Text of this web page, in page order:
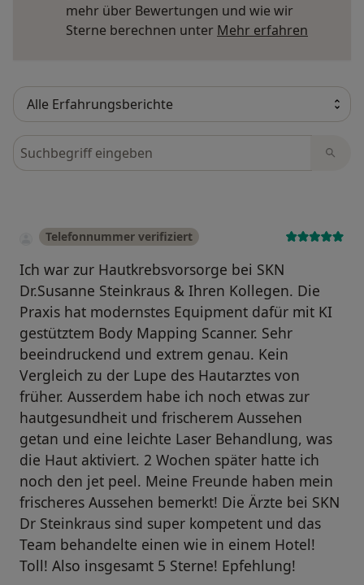
mehr über Bewertungen und wie wir
Sterne berechnen unter Mehr erfahren
Bewertungen durchsuchen
Telefonnummer verifiziert
Ich war zur Hautkrebsvorsorge bei SKN
Dr.Susanne Steinkraus & Ihren Kollegen. Die
Praxis hat modernstes Equipment dafür mit KI
gestütztem Body Mapping Scanner. Sehr
beeindruckend und extrem genau. Kein
Vergleich zu der Lupe des Hautarztes von
früher. Ausserdem habe ich noch etwas zur
hautgesundheit und frischerem Aussehen
getan und eine leichte Laser Behandlung, was
die Haut aktiviert. 2 Wochen später hatte ich
noch den jet peel. Meine Freunde haben mein
frischeres Aussehen bemerkt! Die Ärzte bei SKN
Dr Steinkraus sind super kompetent und das
Team behandelte einen wie in einem Hotel!
Toll! Also insgesamt 5 Sterne! Epfehlung!